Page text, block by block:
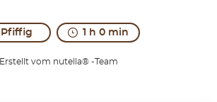
Pfiffig 1 h 0 min
Erstellt vom nutella® -Team